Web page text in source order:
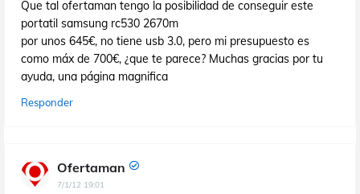
Que tal ofertaman tengo la posibilidad de conseguir este
portatil samsung rc530 2670m
por unos 645€, no tiene usb 3.0, pero mi presupuesto es
como máx de 700€, ¿que te parece? Muchas gracias por tu
ayuda, una página magnifica
Responder
Ofertaman
7/1/12 19:01